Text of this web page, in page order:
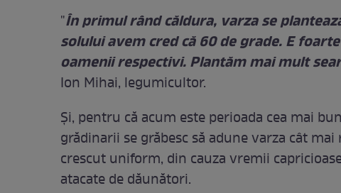
"În primul rând căldura, varza se
solului avem cred că 60 de grade. E
oamenii respectivi. Plantăm mai mult
Ion Mihai, legumicultor.
Și, pentru că acum este perioada cea mai
grădinarii se grăbesc să adune varza cât mai
crescut uniform, din cauza vremii
atacate de dăunători.